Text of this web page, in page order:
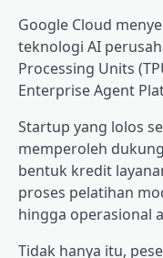
Google Cloud
teknologi AI
Processing Units
Enterprise Agent
Startup yang lolos
memperoleh
bentuk kredit
proses pelatihan
hingga operasional
Tidak hanya itu,